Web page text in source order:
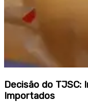
Decisão do TJSC:
Importados